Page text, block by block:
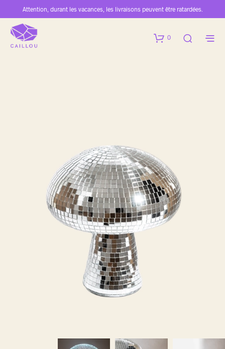
Attention, durant les vacances, les livraisons peuvent être ratardées.
0